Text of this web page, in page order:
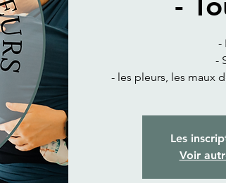
-
-
- les pleurs, les maux
Les
Voir